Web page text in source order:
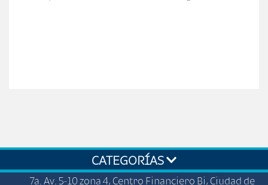
CATEGORÍAS
7a. Av. 5-10 zona 4, Centro Financiero Bi, Ciudad de